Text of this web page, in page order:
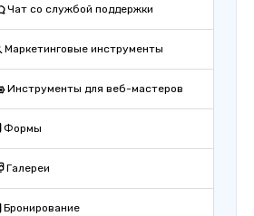
Чат со службой поддержки
Маркетинговые инструменты
Инструменты для веб-мастеров
Формы
Галереи
Бронирование